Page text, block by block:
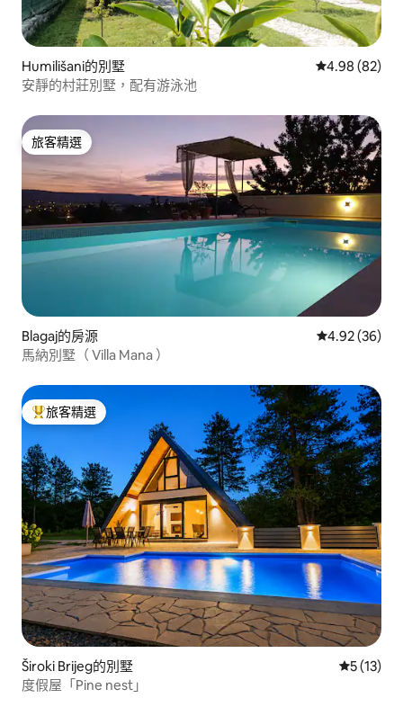
Humilišani的別墅 從 82 則評價
4.98 (82)
安靜的村莊別墅，配有游泳池
旅客精選
旅客精選
Blagaj的房源 從 36 則評價
4.92 (36)
馬納別墅（ Villa Mana ）
旅客精選榜首
旅客精選
Široki Brijeg的別墅 從 13 則
5 (13)
度假屋「Pine nest」